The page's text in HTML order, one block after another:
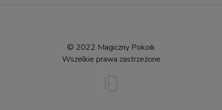
© 2022 Magiczny Pokoik
Wszelkie prawa zastrzeżone